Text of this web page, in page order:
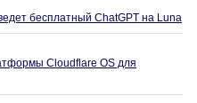
бесплатный ChatGPT на Luna
Cloudflare OS для